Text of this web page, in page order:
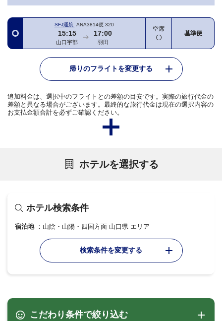
SFJ運航 ANA3814便 320
15:15
山口宇部
17:00
羽田
空席
基準便
帰りのフライトを変更する
追加料金は、選択中のフライトとの差額の目安です。実際の旅行代金の
差額と異なる場合がございます。最終的な旅行代金は現在の選択内容の
お支払金額合計を必ずご確認ください。
ホテルを選択する
ホテル検索条件
宿泊地 山陰・山陽・四国方面 山口県 エリア
検索条件を変更する
こだわり条件で絞り込む